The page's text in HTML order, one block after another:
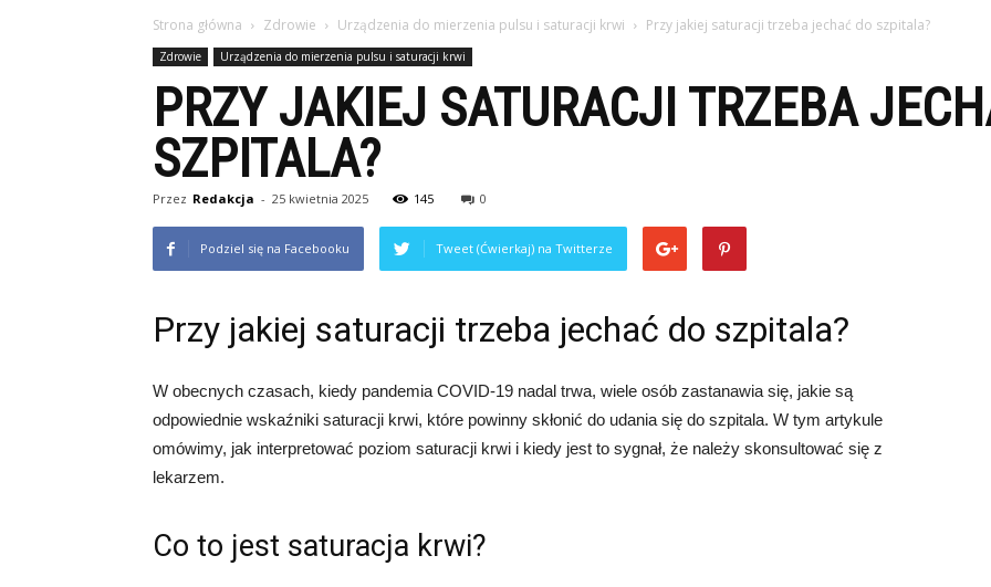
Strona główna Zdrowie Urządzenia do mierzenia pulsu i saturacji krwi Przy jakiej saturacji trzeba jechać do szpitala?
Zdrowie Urządzenia do mierzenia pulsu i saturacji krwi
PRZY JAKIEJ SATURACJI TRZEBA
SZPITALA?
Przez Redakcja - 25 kwietnia 2025 145 0
Podziel się na Facebooku Tweet (Ćwierkaj) na Twitterze
Przy jakiej saturacji trzeba jechać do szpitala?
W obecnych czasach, kiedy pandemia COVID-19 nadal trwa, wiele osób zastanawia się, jakie są
odpowiednie wskaźniki saturacji krwi, które powinny skłonić do udania się do szpitala. W tym artykule
omówimy, jak interpretować poziom saturacji krwi i kiedy jest to sygnał, że należy skonsultować się z
lekarzem.
Co to jest saturacja krwi?